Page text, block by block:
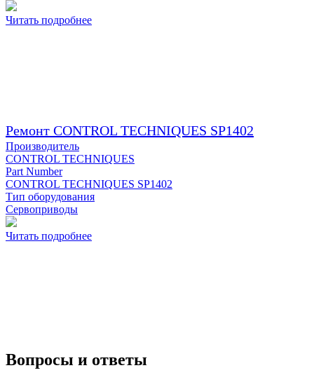
Читать подробнее
Ремонт CONTROL TECHNIQUES SP1402
Производитель
CONTROL TECHNIQUES
Part Number
CONTROL TECHNIQUES SP1402
Тип оборудования
Сервоприводы
Читать подробнее
Вопросы и ответы